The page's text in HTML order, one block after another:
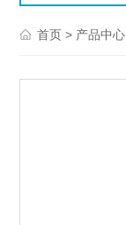
首页 > 产品中心